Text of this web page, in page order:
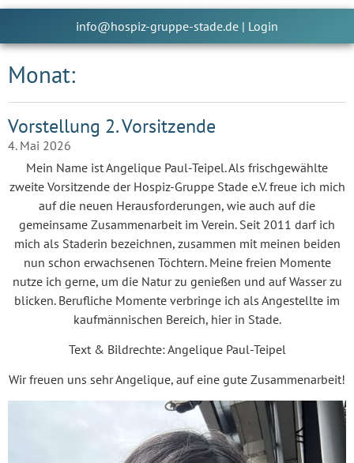
info@hospiz-gruppe-stade.de | Login
Monat:
Vorstellung 2. Vorsitzende
4. Mai 2026
Mein Name ist Angelique Paul-Teipel. Als frischgewählte
zweite Vorsitzende der Hospiz-Gruppe Stade e.V. freue ich mich
auf die neuen Herausforderungen, wie auch auf die
gemeinsame Zusammenarbeit im Verein. Seit 2011 darf ich
mich als Staderin bezeichnen, zusammen mit meinen beiden
nun schon erwachsenen Töchtern. Meine freien Momente
nutze ich gerne, um die Natur zu genießen und auf Wasser zu
blicken. Berufliche Momente verbringe ich als Angestellte im
kaufmännischen Bereich, hier in Stade.
Text & Bildrechte: Angelique Paul-Teipel
Wir freuen uns sehr Angelique, auf eine gute Zusammenarbeit!